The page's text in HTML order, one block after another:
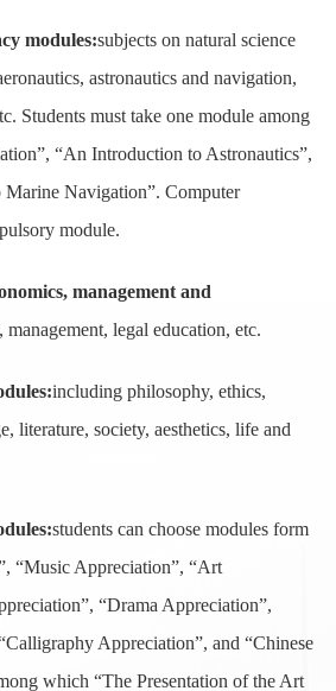
modules:subjects on natural science
astronautics and navigation,
Students must take one module among
“An Introduction to Astronautics”,
Navigation”. Computer
module.
management and
legal education, etc.
including philosophy, ethics,
literature, society, aesthetics, life and
students can choose modules form
“Music Appreciation”, “Art
“Drama Appreciation”,
Appreciation”, and “Chinese
which “The Presentation of the Art